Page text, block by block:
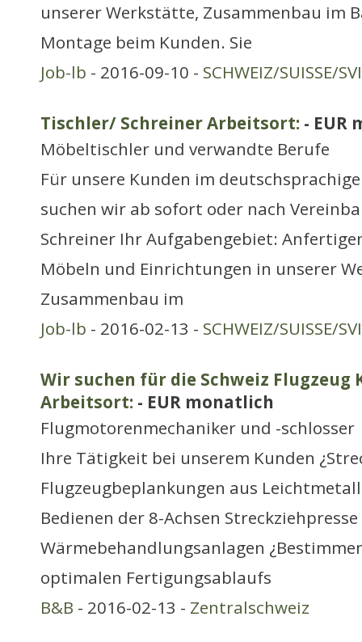
unserer Werkstätte, Zusammenbau im
Montage beim Kunden. Sie
Job-lb - 2016-09-10 - SCHWEIZ/SUISSE/
Tischler/ Schreiner Arbeitsort: - EUR
Möbeltischler und verwandte Berufe
Für unsere Kunden im
suchen wir ab sofort oder nach
Schreiner Ihr Aufgabengebiet:
Möbeln und Einrichtungen in unserer
Zusammenbau im
Job-lb - 2016-02-13 - SCHWEIZ/SUISSE/
Wir suchen für die Schweiz Flugzeug
Arbeitsort: - EUR monatlich
Flugmotorenmechaniker und -schlosser
Ihre Tätigkeit bei unserem Kunden
Flugzeugbeplankungen aus
Bedienen der 8-Achsen
Wärmebehandlungsanlagen
optimalen Fertigungsablaufs
B&B - 2016-02-13 - Zentralschweiz